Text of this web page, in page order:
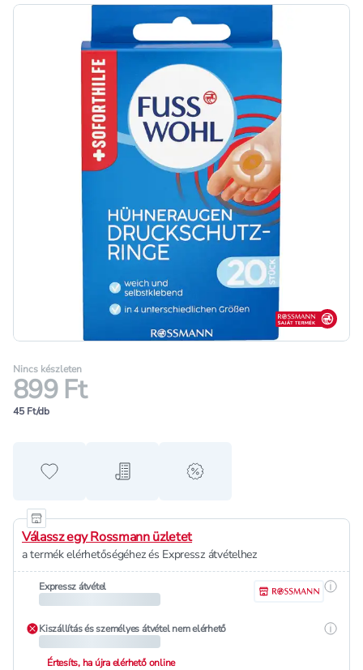
Rossmann
Nincs készleten
899 Ft
45 Ft/db
Hozzáadás a kedvencekhez
Hozzáadás a bevásárló listához
alert when on sale
Válassz egy Rossmann üzletet
a termék elérhetőségéhez és Expressz átvételhez
Expressz átvétel
Kiszállítás és személyes átvétel nem elérhető
Értesíts, ha újra elérhető online